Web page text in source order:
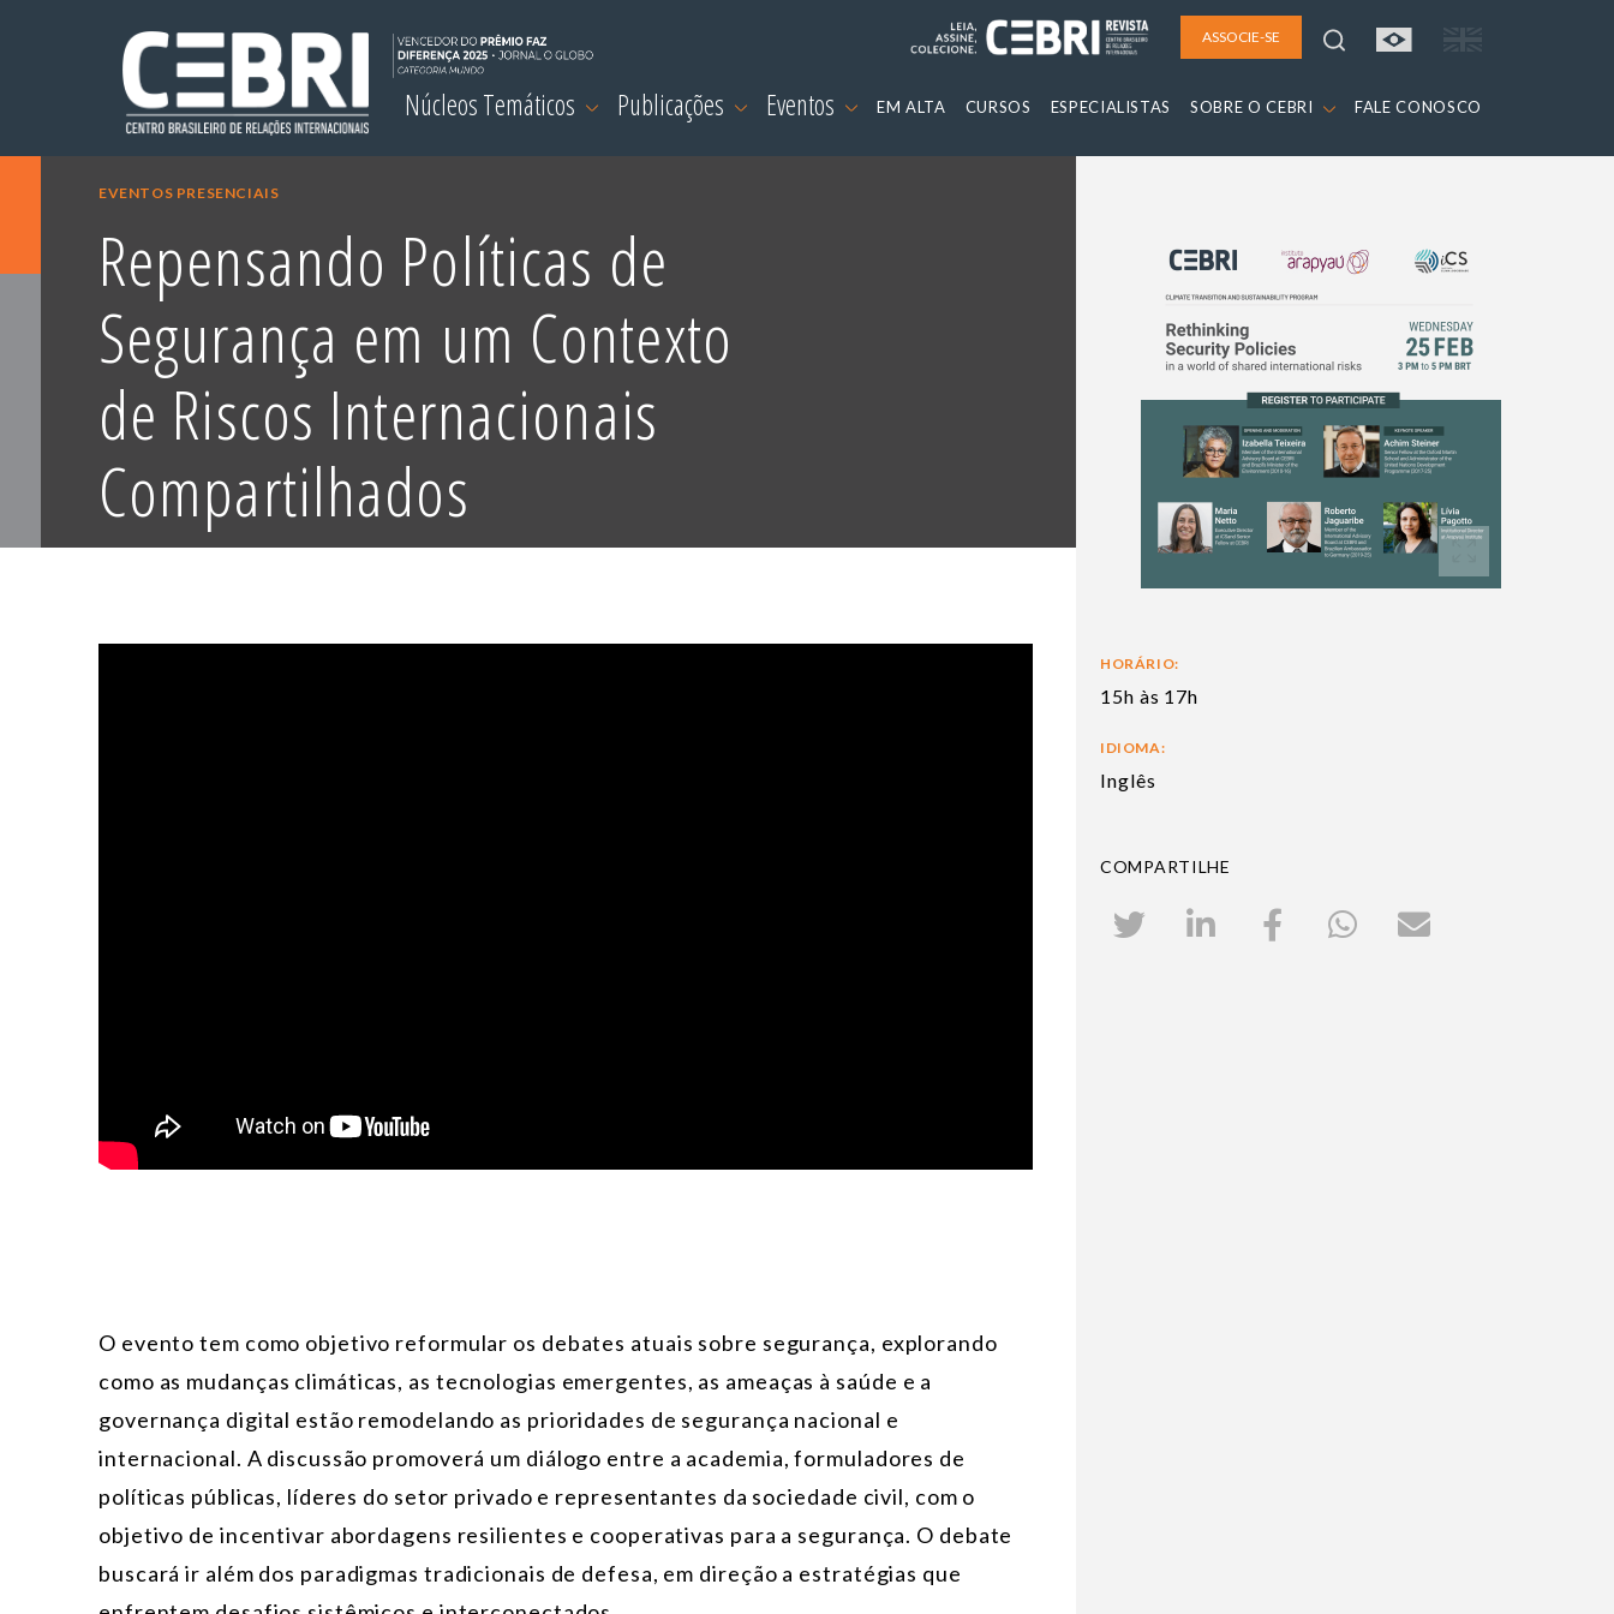
ASSOCIE-SE
Núcleos Temáticos Publicações Eventos EM ALTA CURSOS ESPECIALISTAS SOBRE O CEBRI FALE CONOSCO
EVENTOS PRESENCIAIS
Repensando Políticas de
Segurança em um Contexto
de Riscos Internacionais
Compartilhados
O evento tem como objetivo reformular os debates atuais sobre segurança, explorando
como as mudanças climáticas, as tecnologias emergentes, as ameaças à saúde e a
governança digital estão remodelando as prioridades de segurança nacional e
internacional. A discussão promoverá um diálogo entre a academia, formuladores de
políticas públicas, líderes do setor privado e representantes da sociedade civil, com o
objetivo de incentivar abordagens resilientes e cooperativas para a segurança. O debate
buscará ir além dos paradigmas tradicionais de defesa, em direção a estratégias que
HORÁRIO:
15h às 17h
IDIOMA:
Inglês
COMPARTILHE